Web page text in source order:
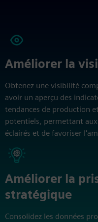
Améliorer la
Obtenez une visibilité
avoir un aperçu des
tendances de production
potentiels, permettant
éclairés et de favoriser
Améliorer la
stratégique
Consolidez les données